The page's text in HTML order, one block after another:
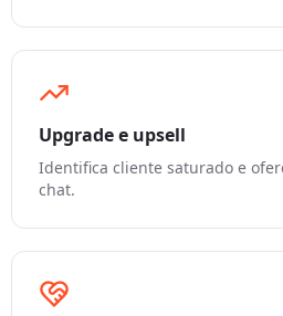
Upgrade e upsell
Identifica cliente saturado e
chat.